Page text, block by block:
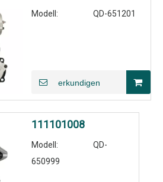
Modell: QD-651201
erkundigen
111101008
Modell:
QD-
650999